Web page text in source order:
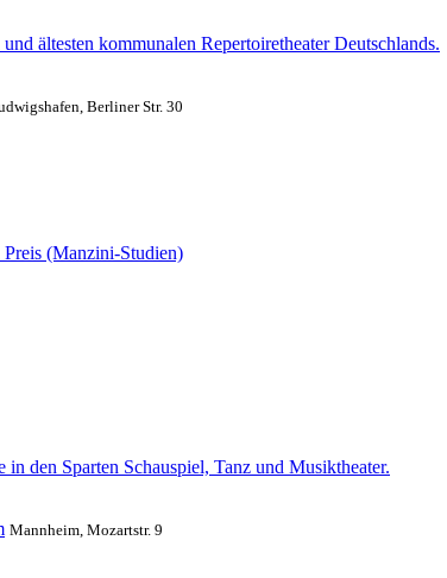
ältesten kommunalen Repertoiretheater Deutschlands.
Berliner Str. 30
(Manzini-Studien)
den Sparten Schauspiel, Tanz und Musiktheater.
Mannheim, Mozartstr. 9